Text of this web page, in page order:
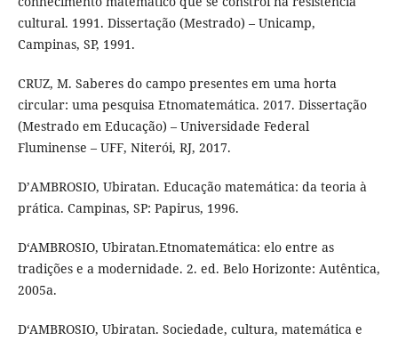
cultural. 1991. Dissertação (Mestrado) – Unicamp,
Campinas, SP, 1991.
CRUZ, M. Saberes do campo presentes em uma horta
circular: uma pesquisa Etnomatemática. 2017. Dissertação
(Mestrado em Educação) – Universidade Federal
Fluminense – UFF, Niterói, RJ, 2017.
D’AMBROSIO, Ubiratan. Educação matemática: da teoria à
prática. Campinas, SP: Papirus, 1996.
D‘AMBROSIO, Ubiratan.Etnomatemática: elo entre as
tradições e a modernidade. 2. ed. Belo Horizonte: Autêntica,
2005a.
D‘AMBROSIO, Ubiratan. Sociedade, cultura, matemática e